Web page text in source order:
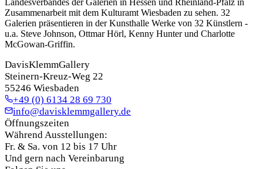
Zusammenarbeit mit dem Kulturamt Wiesbaden zu sehen. 32
Galerien präsentieren in der Kunsthalle Werke von 32 Künstlern -
u.a. Steve Johnson, Ottmar Hörl, Kenny Hunter und Charlotte
McGowan-Griffin.
DavisKlemmGallery
Steinern-Kreuz-Weg 22
55246 Wiesbaden
+49 (0) 6134 28 69 730
info@davisklemmgallery.de
Öffnungszeiten
Während Ausstellungen:
Fr. & Sa. von 12 bis 17 Uhr
Und gern nach Vereinbarung